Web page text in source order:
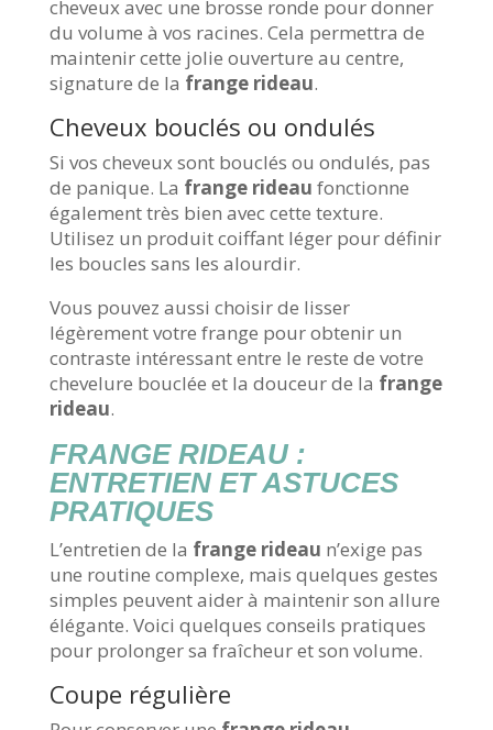
cheveux avec une brosse ronde pour donner
du volume à vos racines. Cela permettra de
maintenir cette jolie ouverture au centre,
signature de la frange rideau.
Cheveux bouclés ou ondulés
Si vos cheveux sont bouclés ou ondulés, pas
de panique. La frange rideau fonctionne
également très bien avec cette texture.
Utilisez un produit coiffant léger pour définir
les boucles sans les alourdir.
Vous pouvez aussi choisir de lisser
légèrement votre frange pour obtenir un
contraste intéressant entre le reste de votre
chevelure bouclée et la douceur de la frange
rideau.
FRANGE RIDEAU :
ENTRETIEN ET ASTUCES
PRATIQUES
L’entretien de la frange rideau n’exige pas
une routine complexe, mais quelques gestes
simples peuvent aider à maintenir son allure
élégante. Voici quelques conseils pratiques
pour prolonger sa fraîcheur et son volume.
Coupe régulière